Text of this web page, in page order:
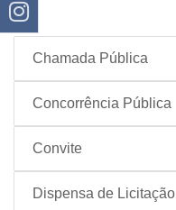
Chamada Pública
Concorrência Pública
Convite
Dispensa de Licitação